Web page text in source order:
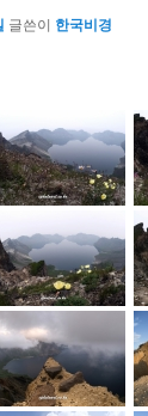
글쓴이 한국비경